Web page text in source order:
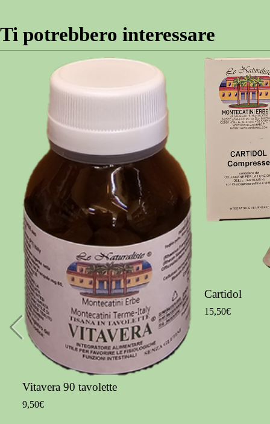
Ti potrebbero interessare
Vitavera 90 tavolette
9,50€
Cartidol
15,50€